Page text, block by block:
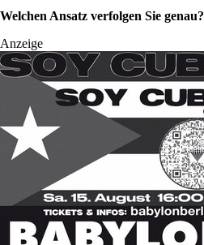
Welchen Ansatz verfolgen Sie genau?
Anzeige